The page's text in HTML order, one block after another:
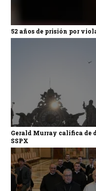
52 años de prisión por
Gerald Murray califica de
SSPX